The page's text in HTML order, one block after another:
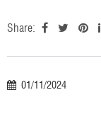
Share:
01/11/2024